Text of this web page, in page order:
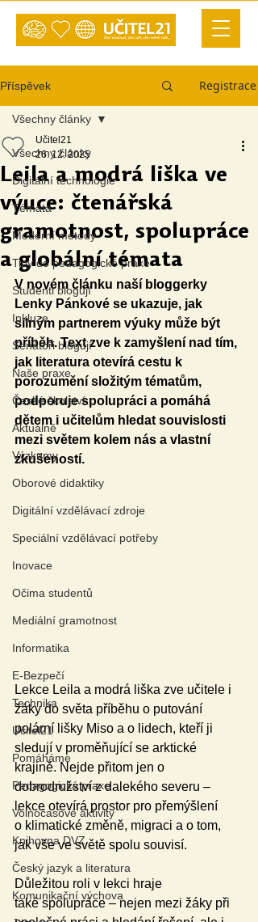
Příspěvek Registrace
Všechny články
Digitální technologie
Témata
Moderní metody
Tipy do pedagogické praxe
Studenti blogují
Inkluze
Senátoři blogují
Naše praxe
České školství
Aktuálně
Výzkumy
Oborové didaktiky
Digitální vzdělávací zdroje
Speciální vzdělávací potřeby
Inovace
Očima studentů
Mediální gramotnost
Informatika
E-Bezpečí
Technika
Učitel21
Pomáháme
Pedagogická praxe
Volnočasové aktivity
Knihovna DVZ
Český jazyk a literatura
Komunikační výchova
Všechny články
Leila a modrá liška ve
výuce: čtenářská
gramotnost, spolupráce
a globální témata
Učitel21
26. 12. 2025
V novém článku naší bloggerky
Lenky Pánkové se ukazuje, jak
silným partnerem výuky může být
příběh. Text zve k zamyšlení nad tím,
jak literatura otevírá cestu k
porozumění složitým tématům,
podporuje spolupráci a pomáhá
dětem i učitelům hledat souvislosti
mezi světem kolem nás a vlastní
zkušeností.
Lekce Leila a modrá liška zve učitele i
žáky do světa příběhu o putování
polární lišky Miso a o lidech, kteří ji
sledují v proměňující se arktické
krajině. Nejde přitom jen o
dobrodružství z dalekého severu –
lekce otevírá prostor pro přemýšlení
o klimatické změně, migraci a o tom,
jak vše ve světě spolu souvisí.
Důležitou roli v lekci hraje
také spolupráce – nejen mezi žáky při